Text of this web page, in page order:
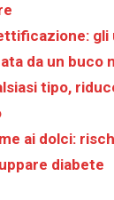
da un buco
tipo,
ai dolci:
diabete